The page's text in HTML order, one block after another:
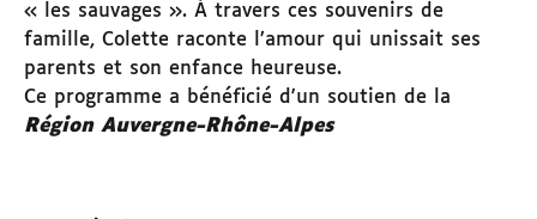
« les sauvages ». À travers ces souvenirs de
famille, Colette raconte l’amour qui unissait ses
parents et son enfance heureuse.
Ce programme a bénéficié d'un soutien de la
Région Auvergne-Rhône-Alpes